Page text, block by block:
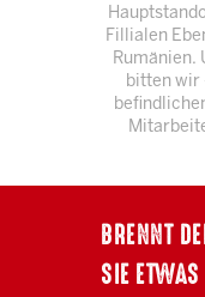
Fillialen
Rumänien.
bitten wir
BRENNT
SIE